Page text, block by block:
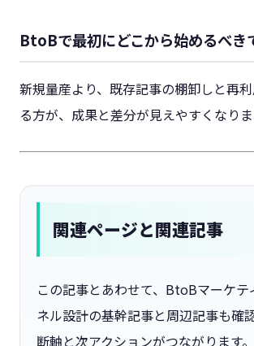
BtoBで最初にどこから始めるべき
新規量産より、既存記事の棚卸しと再
る方が、成果と差分が見えやすくなりま
関連ページと関連記事
この記事とあわせて、BtoBマーケテ
ネル設計の基幹記事と周辺記事も確
断軸と次アクションがつながります。